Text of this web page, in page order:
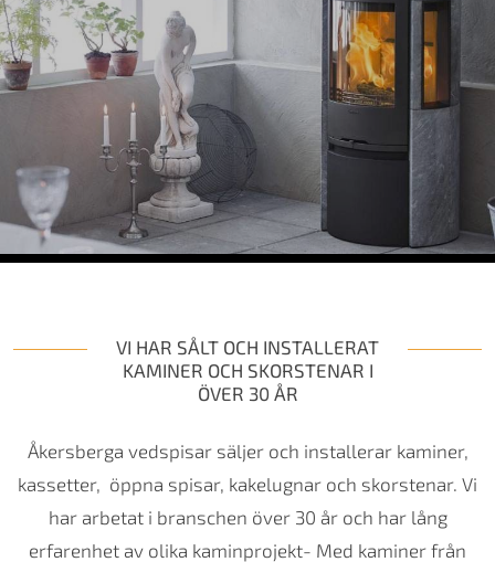
VI HAR SÅLT OCH INSTALLERAT
KAMINER OCH SKORSTENAR I
ÖVER 30 ÅR
Åkersberga vedspisar säljer och installerar kaminer,
kassetter, öppna spisar, kakelugnar och skorstenar. Vi
har arbetat i branschen över 30 år och har lång
erfarenhet av olika kaminprojekt- Med kaminer från